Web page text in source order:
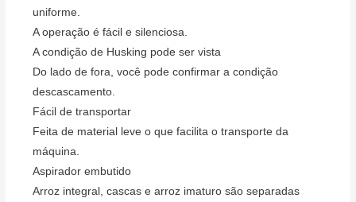
uniforme.
A operação é fácil e silenciosa.
A condição de Husking pode ser vista
Do lado de fora, você pode confirmar a condição
descascamento.
Fácil de transportar
Feita de material leve o que facilita o transporte da
máquina.
Aspirador embutido
Arroz integral, cascas e arroz imaturo são separadas